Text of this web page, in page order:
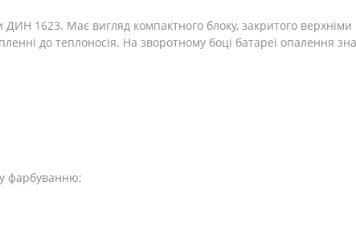
1623. Має вигляд компактного блоку, закритого верхніми
до теплоносія. На зворотному боці батареї опалення
фарбуванню;